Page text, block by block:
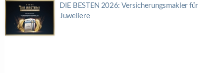
DIE BESTEN 2026: Versicherungsmakler für
Juweliere